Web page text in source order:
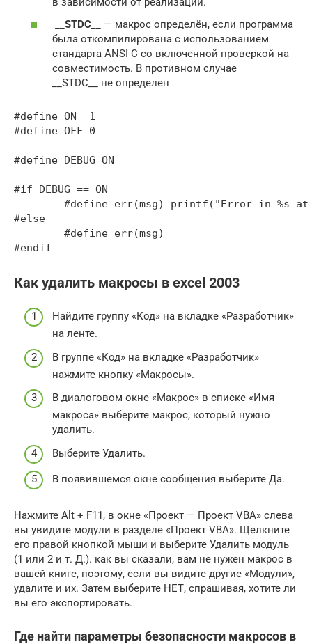
__STDC__
— макрос определён, если программа
была откомпилирована с использованием
стандарта ANSI С со включенной проверкой на
совместимость. В противном случае
__STDC__ не определен
#define ON  1
#define OFF 0
#define DEBUG ON
#if DEBUG == ON
#else
Как удалить макросы в excel 2003
Найдите группу «Код» на вкладке «Разработчик»
на ленте.
В группе «Код» на вкладке «Разработчик»
нажмите кнопку «Макросы».
В диалоговом окне «Макрос» в списке «Имя
макроса» выберите макрос, который нужно
удалить.
Выберите Удалить.
В появившемся окне сообщения выберите Да.
Нажмите Alt + F11, в окне «Проект — Проект VBA» слева
вы увидите модули в разделе «Проект VBA». Щелкните
его правой кнопкой мыши и выберите Удалить модуль
(1 или 2 и т. Д.). как вы сказали, вам не нужен макрос в
вашей книге, поэтому, если вы видите другие «Модули»,
удалите и их. Затем выберите НЕТ, спрашивая, хотите ли
вы его экспортировать.
Где найти параметры безопасности макросов в